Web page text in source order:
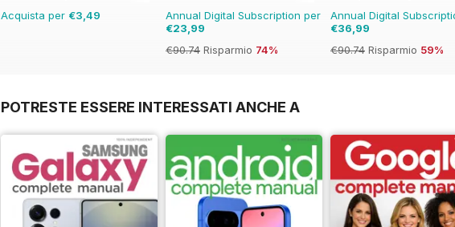
Acquista per €3,49
Annual Digital Subscription per
€23,99
€90.74 Risparmio 74%
Annual Digital
€36,99
€90.74 Risparmio 59%
POTRESTE ESSERE INTERESSATI ANCHE A